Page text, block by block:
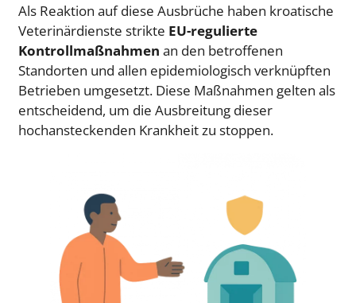
Als Reaktion auf diese Ausbrüche haben kroatische
Veterinärdienste strikte EU-regulierte
Kontrollmaßnahmen an den betroffenen
Standorten und allen epidemiologisch verknüpften
Betrieben umgesetzt. Diese Maßnahmen gelten als
entscheidend, um die Ausbreitung dieser
hochansteckenden Krankheit zu stoppen.